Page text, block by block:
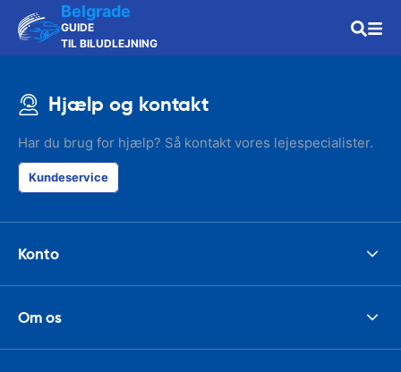
Belgrade
GUIDE
TIL BILUDLEJNING
Hjælp og kontakt
Har du brug for hjælp? Så kontakt vores lejespecialister.
Kundeservice
Konto
Om os